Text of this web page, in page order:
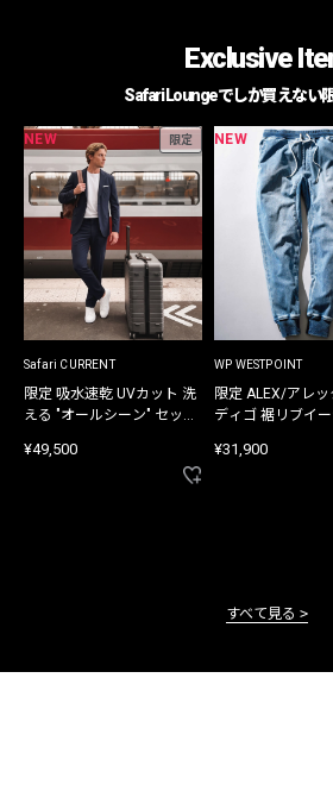
Exclusive
Safari Loungeでしか買えない
NEW 限定
Safari CURRENT
限定 吸水速乾 UVカット 洗
える "オールシーン" セット
¥49,500
NEW
WP WESTPOINT
限定 ALEX/アレッ
ディゴ 裾リブイー
¥31,900
すべて見る